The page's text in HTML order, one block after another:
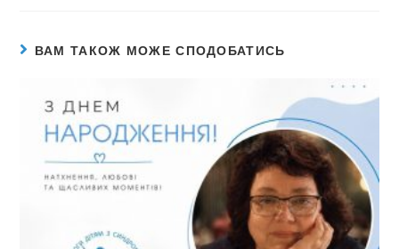
ВАМ ТАКОЖ МОЖЕ СПОДОБАТИСЬ